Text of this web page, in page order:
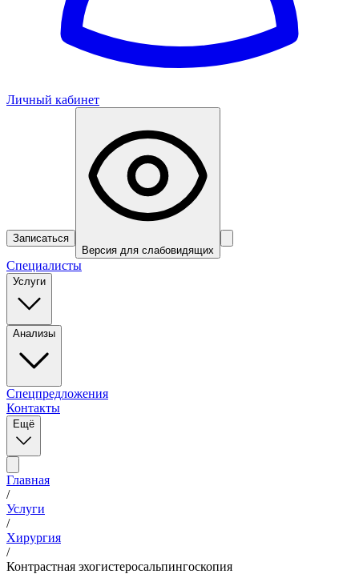
Личный кабинет
Записаться
Версия для слабовидящих
Специалисты
Услуги
Анализы
Спецпредложения
Контакты
Ещё
Главная
/
Услуги
/
Хирургия
/
Контрастная эхогистеросальпингоскопия